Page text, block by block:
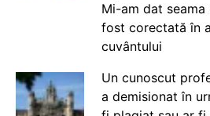
Mi-am dat seama
fost corectată în
cuvântului
Un cunoscut
a demisionat în